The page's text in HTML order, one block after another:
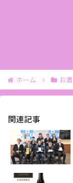
ホーム お酒
関連記事